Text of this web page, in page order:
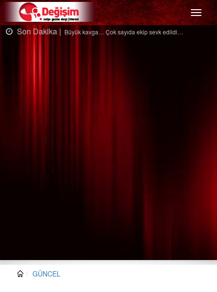
Menü
Son Dakika | Ağaçtan düştü…
GÜNCEL